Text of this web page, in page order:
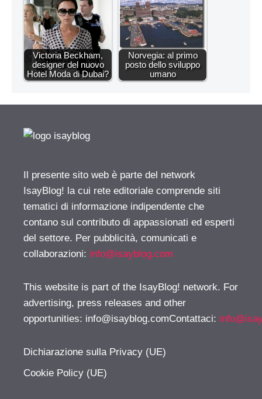
Victoria Beckham,
designer del nuovo
Hotel Moda di Dubai?
Norvegia: al primo
posto dello sviluppo
umano
Il presente sito web è parte del network
IsayBlog! la cui rete editoriale comprende siti
tematici di informazione indipendente che
contano sul contributo di appassionati ed esperti
del settore. Per pubblicità, comunicati e
collaborazioni: info@isayblog.com
This website is part of the IsayBlog! network. For
advertising, press releases and other
opportunities: info@isayblog.comContattaci:
Dichiarazione sulla Privacy (UE)
Cookie Policy (UE)